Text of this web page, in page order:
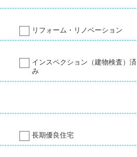
リフォーム・リノベーション
インスペクション（建物検査）済
み
長期優良住宅